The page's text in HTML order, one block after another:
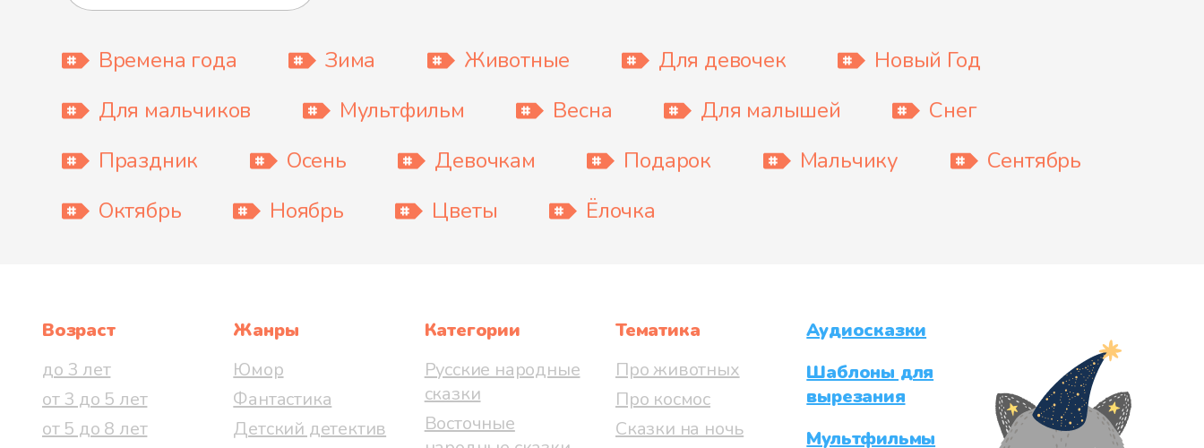
Времена года Зима Животные Для девочек
Новый Год
Для мальчиков
Мультфильм Весна Для малышей
Снег
Праздник
Осень Девочкам Подарок Мальчику
Сентябрь
Октябрь
Ноябрь Цветы Ёлочка
Возраст
до 3 лет
от 3 до 5 лет
от 5 до 8 лет
Жанры
Юмор
Фантастика
Детский детектив
Категории
Русские народные
сказки
Восточные
Тематика
Про животных
Про космос
Сказки на ночь
Аудиосказки
Шаблоны для
вырезания
Мультфильмы